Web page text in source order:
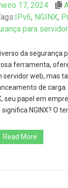
17, 2024
IPv6, NGINX,
para
da segurança
ferramenta,
servidor web, mas
de
seu papel em
significa NGINX? O
Read More